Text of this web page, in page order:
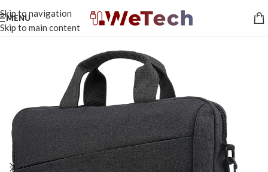
Skip to navigation
Skip to main content
MENU